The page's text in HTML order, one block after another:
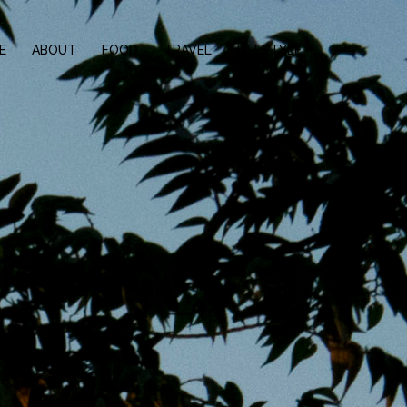
ABOUT FOOD TRAVEL LIFESTYLE